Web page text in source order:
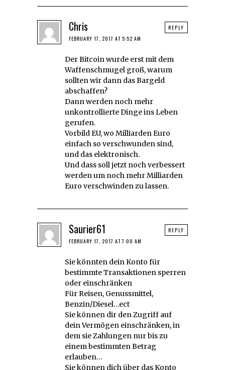
Chris
FEBRUARY 17, 2017 AT 5:52 AM
Der Bitcoin wurde erst mit dem
Waffenschmugel groß, warum
sollten wir dann das Bargeld
abschaffen?
Dann werden noch mehr
unkontrollierte Dinge ins Leben
gerufen.
Vorbild EU, wo Milliarden Euro
einfach so verschwunden sind,
und das elektronisch.
Und dass soll jetzt noch verbessert
werden um noch mehr Milliarden
Euro verschwinden zu lassen.
REPLY
Saurier61
FEBRUARY 17, 2017 AT 7:00 AM
Sie könnten dein Konto für
bestimmte Transaktionen sperren
oder einschränken
Für Reisen, Genussmittel,
Benzin/Diesel…ect
Sie können dir den Zugriff auf
dein Vermögen einschränken, in
dem sie Zahlungen nur bis zu
einem bestimmten Betrag
erlauben…
Sie können dich über das Konto
REPLY